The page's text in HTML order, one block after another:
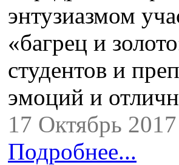
энтузиазмом
«багрец и
студентов и
эмоций и
17 Октябрь 2017
Подробнее...